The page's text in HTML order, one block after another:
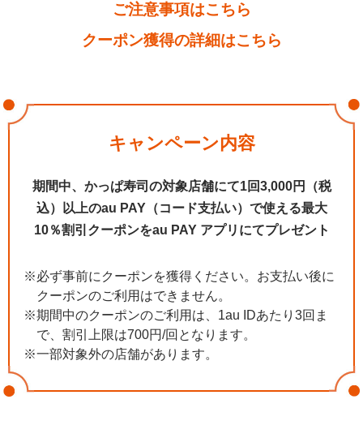
ご注意事項はこちら
クーポン獲得の詳細はこちら
キャンペーン内容
期間中、かっぱ寿司の対象店舗にて1回3,000円（税
込）以上のau PAY（コード支払い）で使える最大
10％割引クーポンをau PAY アプリにてプレゼント
※必ず事前にクーポンを獲得ください。お支払い後に
クーポンのご利用はできません。
※期間中のクーポンのご利用は、1au IDあたり3回ま
で、割引上限は700円/回となります。
※一部対象外の店舗があります。